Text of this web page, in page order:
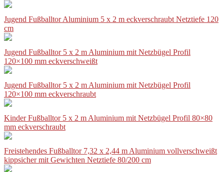
Jugend Fußballtor Aluminium 5 x 2 m eckverschraubt Netztiefe 120
cm
Jugend Fußballtor 5 x 2 m Aluminium mit Netzbügel Profil
120×100 mm eckverschweißt
Jugend Fußballtor 5 x 2 m Aluminium mit Netzbügel Profil
120×100 mm eckverschraubt
Kinder Fußballtor 5 x 2 m Aluminium mit Netzbügel Profil 80×80
mm eckverschraubt
Freistehendes Fußballtor 7,32 x 2,44 m Aluminium vollverschweißt
kippsicher mit Gewichten Netztiefe 80/200 cm